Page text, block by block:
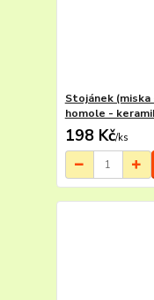
Stojánek (miska
homole -
198 Kč/ks